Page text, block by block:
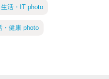
生活・IT photo
・健康 photo